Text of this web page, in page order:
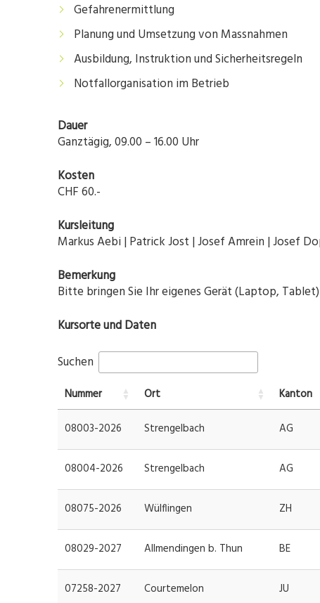
Gefahrenermittlung
Planung und Umsetzung von Massnahmen
Ausbildung, Instruktion und Sicherheitsregeln
Notfallorganisation im Betrieb
Dauer
Ganztägig, 09.00 – 16.00 Uhr
Kosten
CHF 60.-
Kursleitung
Markus Aebi | Patrick Jost | Josef Amrein | Josef
Bemerkung
Bitte bringen Sie Ihr eigenes Gerät (Laptop,
Kursorte und Daten
Suchen
Nummer Ort Kanton
08003-2026 Strengelbach AG
08004-2026 Strengelbach AG
08075-2026 Wülflingen ZH
08029-2027 Allmendingen b. Thun BE
07258-2027 Courtemelon JU